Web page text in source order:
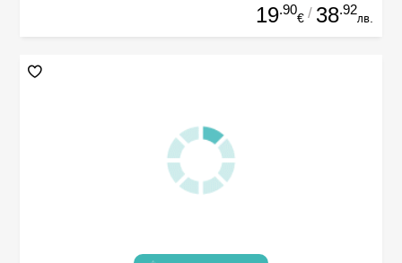
19.90
€ / 38.92
лв.